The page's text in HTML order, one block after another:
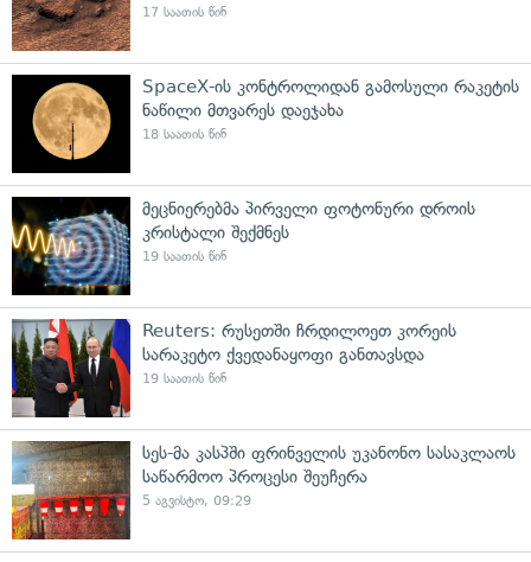
17 საათის წინ
SpaceX-ის კონტროლიდან გამოსული რაკეტის
ნაწილი მთვარეს დაეჯახა
18 საათის წინ
მეცნიერებმა პირველი ფოტონური დროის
კრისტალი შექმნეს
19 საათის წინ
Reuters: რუსეთში ჩრდილოეთ კორეის
სარაკეტო ქვედანაყოფი განთავსდა
19 საათის წინ
სეს-მა კასპში ფრინველის უკანონო სასაკლაოს
საწარმოო პროცესი შეუჩერა
5 აგვისტო, 09:29